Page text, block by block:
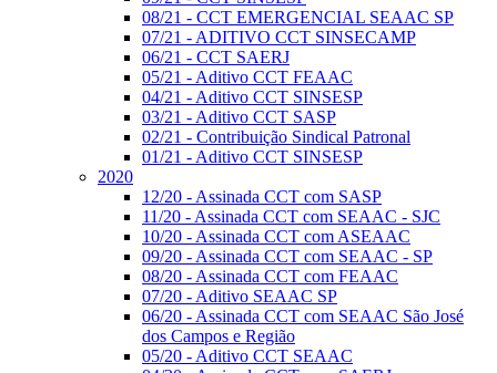
08/21 - CCT EMERGENCIAL SEAAC SP
07/21 - ADITIVO CCT SINSECAMP
06/21 - CCT SAERJ
05/21 - Aditivo CCT FEAAC
04/21 - Aditivo CCT SINSESP
03/21 - Aditivo CCT SASP
02/21 - Contribuição Sindical Patronal
01/21 - Aditivo CCT SINSESP
2020
12/20 - Assinada CCT com SASP
11/20 - Assinada CCT com SEAAC - SJC
10/20 - Assinada CCT com ASEAAC
09/20 - Assinada CCT com SEAAC - SP
08/20 - Assinada CCT com FEAAC
07/20 - Aditivo SEAAC SP
06/20 - Assinada CCT com SEAAC São José
dos Campos e Região
05/20 - Aditivo CCT SEAAC